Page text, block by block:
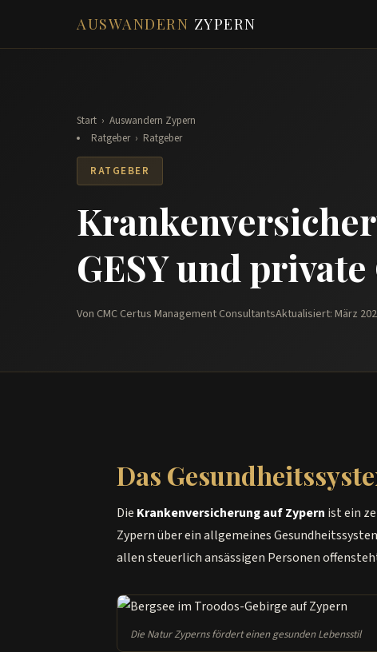
AUSWANDERN ZYPERN
Start › Auswandern Zypern
Ratgeber › Ratgeber
RATGEBER
GESY und
Von CMC Certus Management ConsultantsAktualisiert: März
Das
Die Krankenversicherung auf Zypern ist ein
Zypern über ein allgemeines
allen steuerlich ansässigen Personen
Die Natur Zyperns fördert einen gesunden Lebensstil